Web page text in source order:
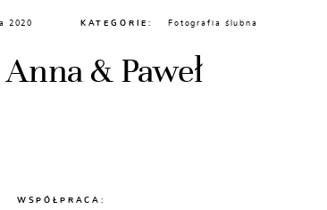
2020 KATEGORIE: Fotografia ślubna
Anna & Paweł
WSPÓŁPRACA: